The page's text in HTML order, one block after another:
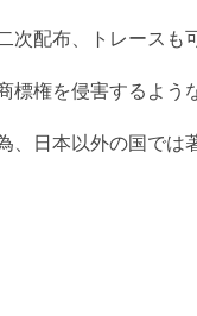
次配布、トレースも
標権を侵害するよう
、日本以外の国では